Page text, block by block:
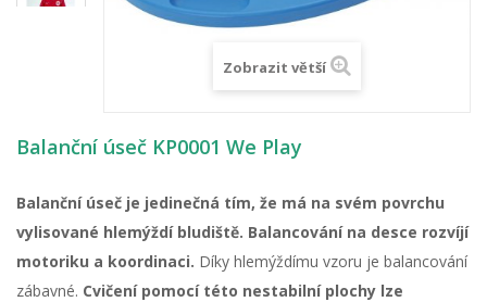
Zobrazit větší
Balanční úseč KP0001 We Play
Balanční úseč je jedinečná tím, že má na svém povrchu
vylisované hlemýždí bludiště. Balancování na desce rozvíjí
motoriku a koordinaci. Díky hlemýždímu vzoru je balancování
zábavné. Cvičení pomocí této nestabilní plochy lze